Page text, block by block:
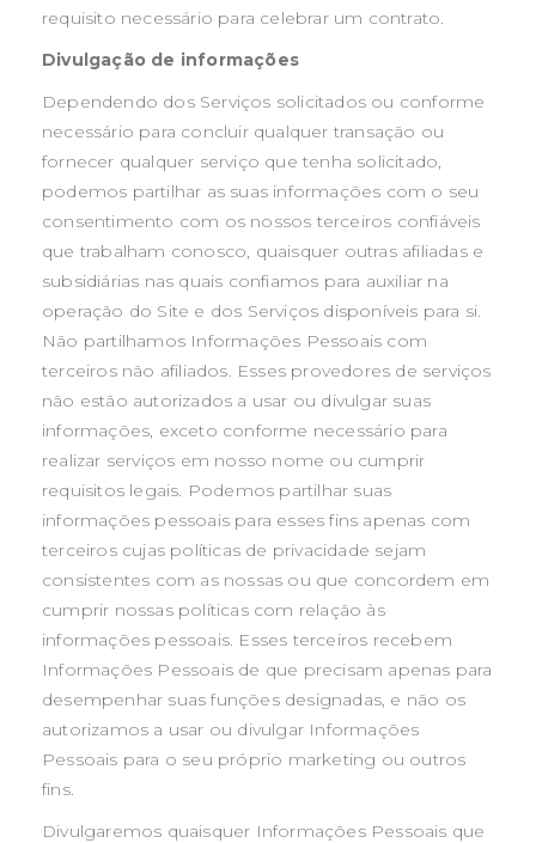
requisito necessário para celebrar um contrato.
Divulgação de informações
Dependendo dos Serviços solicitados ou conforme
necessário para concluir qualquer transação ou
fornecer qualquer serviço que tenha solicitado,
podemos partilhar as suas informações com o seu
consentimento com os nossos terceiros confiáveis ​​
que trabalham conosco, quaisquer outras afiliadas e
subsidiárias nas quais confiamos para auxiliar na
operação do Site e dos Serviços disponíveis para si.
Não partilhamos Informações Pessoais com
terceiros não afiliados. Esses provedores de serviços
não estão autorizados a usar ou divulgar suas
informações, exceto conforme necessário para
realizar serviços em nosso nome ou cumprir
requisitos legais. Podemos partilhar suas
informações pessoais para esses fins apenas com
terceiros cujas políticas de privacidade sejam
consistentes com as nossas ou que concordem em
cumprir nossas políticas com relação às
informações pessoais. Esses terceiros recebem
Informações Pessoais de que precisam apenas para
desempenhar suas funções designadas, e não os
autorizamos a usar ou divulgar Informações
Pessoais para o seu próprio marketing ou outros
fins.
Divulgaremos quaisquer Informações Pessoais que